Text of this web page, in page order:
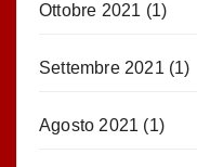
Ottobre 2021 (1)
Settembre 2021 (1)
Agosto 2021 (1)